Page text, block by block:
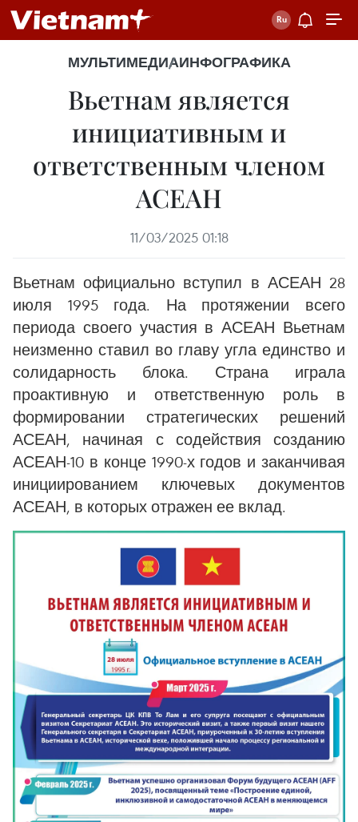
МУЛЬТИМЕДИАИНФОГРАФИКА
Вьетнам является
инициативным и
ответственным членом
АСЕАН
11/03/2025 01:18
Вьетнам официально вступил в АСЕАН 28
июля 1995 года. На протяжении всего
периода своего участия в АСЕАН Вьетнам
неизменно ставил во главу угла единство и
солидарность блока. Страна играла
проактивную и ответственную роль в
формировании стратегических решений
АСЕАН, начиная с содействия созданию
АСЕАН-10 в конце 1990-х годов и заканчивая
инициированием ключевых документов
АСЕАН, в которых отражен ее вклад.